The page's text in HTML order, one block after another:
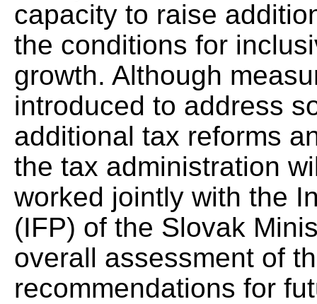
capacity to raise
the conditions for
growth. Although
introduced to address
additional tax reforms
the tax administration
worked jointly with the
(IFP) of the Slovak
overall assessment of
recommendations for